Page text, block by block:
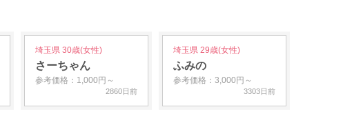
埼玉県 30歳(女性)
さーちゃん
参考価格：1,000円～
2860日前
埼玉県 29歳(女性)
ふみの
参考価格：3,000円～
3303日前